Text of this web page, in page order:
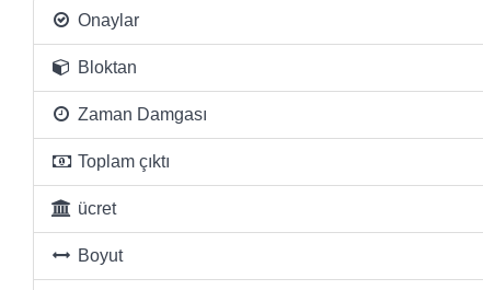
Onaylar
Bloktan
Zaman Damgası
Toplam çıktı
ücret
Boyut